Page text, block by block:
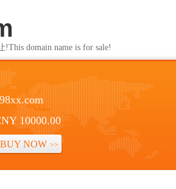
domain name is for sale!
98xx.com
10000.00
BUY NOW >>